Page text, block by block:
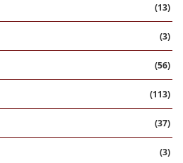
(13)
(3)
(56)
(113)
(37)
(3)